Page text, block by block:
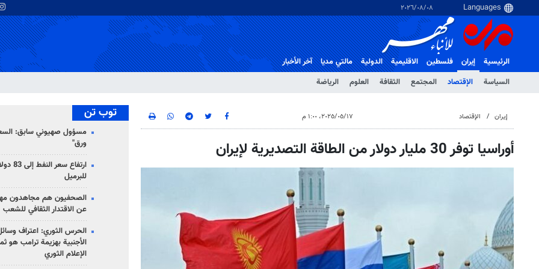
٠٨‏/٠٨‏/٢٠٢٦
الرئيسية
إيران
السياسة
الإقتصاد المجتمع الثقافة العلوم الرياضة
فلسطین الاقلیمیة الدولية مالتي مدیا آخر الأخبار
إيران الإقتصاد ١٧‏/٠٥‏/٢٠٢٥، ١:٠٠ م
أوراسيا توفر 30 مليار دولار من الطاقة التصديرية لإيران
توب تن
مسؤول صهيوني سابق:
ورق"
للبرميل
الصحفيون هم مجاهدون
عن الاقتدار الثقافي للشعب
الحرس الثوري: اعتراف
الأجنبية بهزيمة ترامب هو
الإعلام الثوري